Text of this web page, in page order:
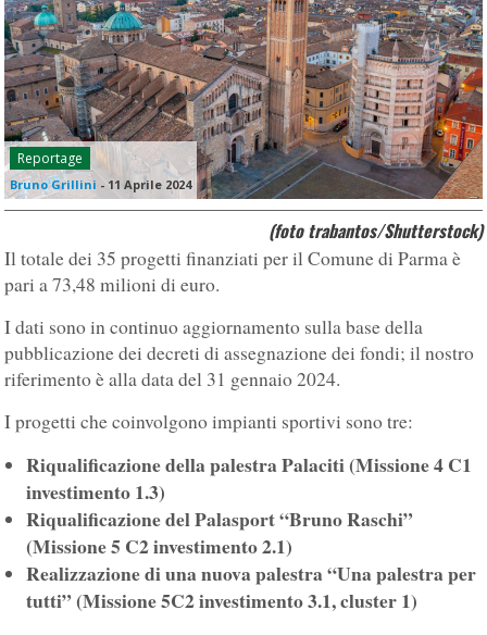
Reportage
Bruno Grillini - 11 Aprile 2024
(foto trabantos/Shutterstock)
Il totale dei 35 progetti finanziati per il Comune di Parma è
pari a 73,48 milioni di euro.
I dati sono in continuo aggiornamento sulla base della
pubblicazione dei decreti di assegnazione dei fondi; il nostro
riferimento è alla data del 31 gennaio 2024.
I progetti che coinvolgono impianti sportivi sono tre:
Riqualificazione della palestra Palaciti (Missione 4 C1
investimento 1.3)
Riqualificazione del Palasport “Bruno Raschi”
(Missione 5 C2 investimento 2.1)
Realizzazione di una nuova palestra “Una palestra per
tutti” (Missione 5C2 investimento 3.1, cluster 1)